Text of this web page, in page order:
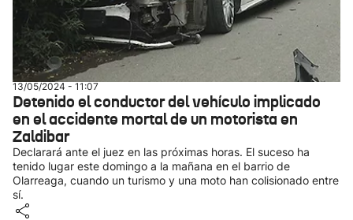
13/05/2024 - 11:07
Detenido el conductor del vehículo implicado
en el accidente mortal de un motorista en
Zaldibar
Declarará ante el juez en las próximas horas. El suceso ha
tenido lugar este domingo a la mañana en el barrio de
Olarreaga, cuando un turismo y una moto han colisionado entre
sí.